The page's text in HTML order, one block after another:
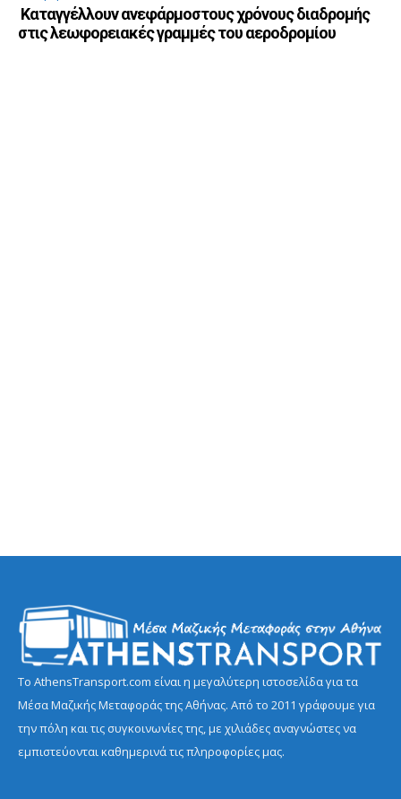
Καταγγέλλουν ανεφάρμοστους χρόνους διαδρομής
στις λεωφορειακές γραμμές του αεροδρομίου
Το AthensTransport.com είναι η μεγαλύτερη ιστοσελίδα για τα
Μέσα Μαζικής Μεταφοράς της Αθήνας. Από το 2011 γράφουμε για
την πόλη και τις συγκοινωνίες της, με χιλιάδες αναγνώστες να
εμπιστεύονται καθημερινά τις πληροφορίες μας.